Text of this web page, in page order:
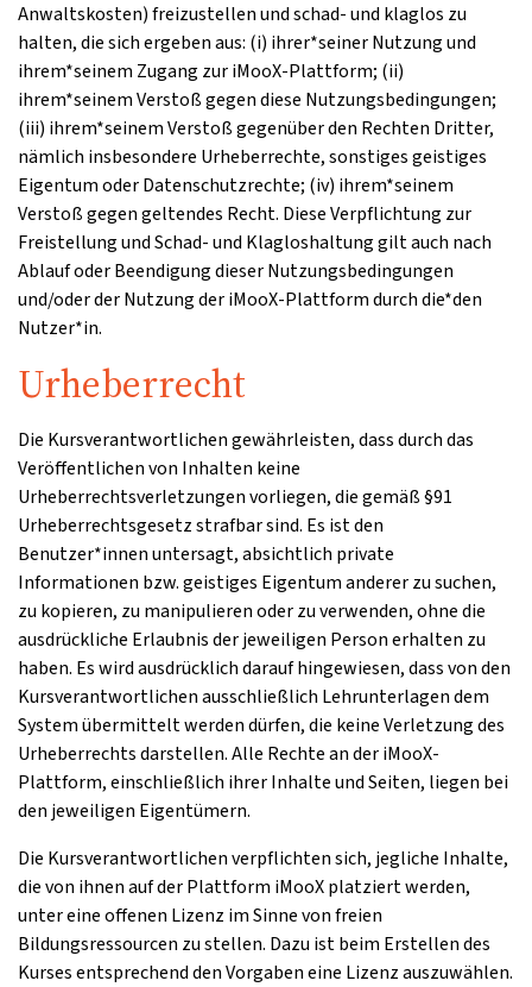
Anwaltskosten) freizustellen und schad- und klaglos zu
halten, die sich ergeben aus: (i) ihrer*seiner Nutzung und
ihrem*seinem Zugang zur iMooX-Plattform; (ii)
ihrem*seinem Verstoß gegen diese Nutzungsbedingungen;
(iii) ihrem*seinem Verstoß gegenüber den Rechten Dritter,
nämlich insbesondere Urheberrechte, sonstiges geistiges
Eigentum oder Datenschutzrechte; (iv) ihrem*seinem
Verstoß gegen geltendes Recht. Diese Verpflichtung zur
Freistellung und Schad- und Klagloshaltung gilt auch nach
Ablauf oder Beendigung dieser Nutzungsbedingungen
und/oder der Nutzung der iMooX-Plattform durch die*den
Nutzer*in.
Urheberrecht
Die Kursverantwortlichen gewährleisten, dass durch das
Veröffentlichen von Inhalten keine
Urheberrechtsverletzungen vorliegen, die gemäß §91
Urheberrechtsgesetz strafbar sind. Es ist den
Benutzer*innen untersagt, absichtlich private
Informationen bzw. geistiges Eigentum anderer zu suchen,
zu kopieren, zu manipulieren oder zu verwenden, ohne die
ausdrückliche Erlaubnis der jeweiligen Person erhalten zu
haben. Es wird ausdrücklich darauf hingewiesen, dass von den
Kursverantwortlichen ausschließlich Lehrunterlagen dem
System übermittelt werden dürfen, die keine Verletzung des
Urheberrechts darstellen. Alle Rechte an der iMooX-
Plattform, einschließlich ihrer Inhalte und Seiten, liegen bei
den jeweiligen Eigentümern.
Die Kursverantwortlichen verpflichten sich, jegliche Inhalte,
die von ihnen auf der Plattform iMooX platziert werden,
unter eine offenen Lizenz im Sinne von freien
Bildungsressourcen zu stellen. Dazu ist beim Erstellen des
Kurses entsprechend den Vorgaben eine Lizenz auszuwählen.